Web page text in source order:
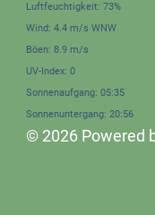
Luftfeuchtigkeit: 73%
Wind: 4.4 m/s WNW
Böen: 8.9 m/s
UV-Index: 0
Sonnenaufgang: 05:35
Sonnenuntergang: 20:56
© 2026 Powered